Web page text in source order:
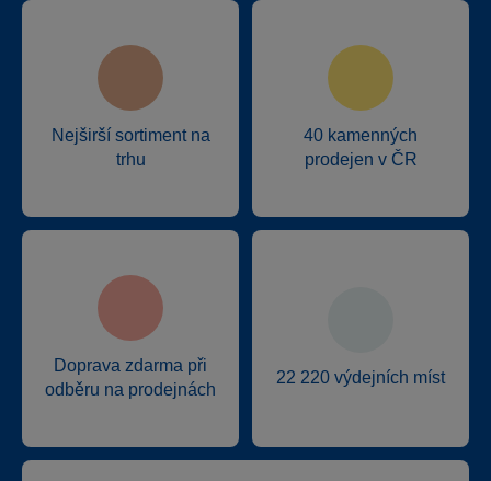
Nejširší sortiment na
trhu
40 kamenných
prodejen v ČR
Doprava zdarma při
odběru na prodejnách
22 220 výdejních míst